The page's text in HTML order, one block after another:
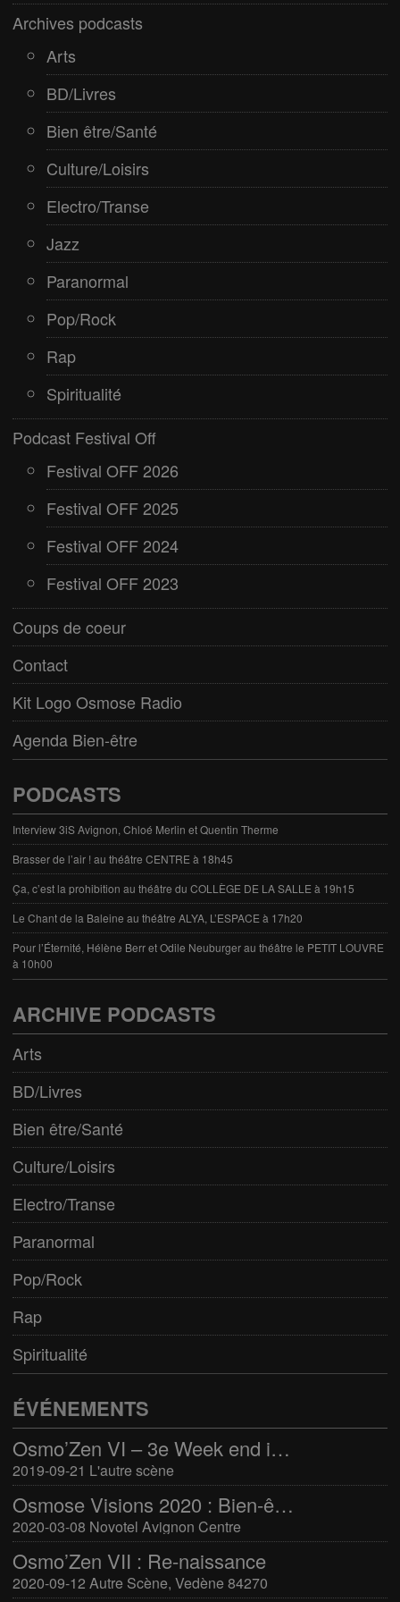
Rap
Spiritualité
Archives podcasts
Arts
BD/Livres
Bien être/Santé
Culture/Loisirs
Electro/Transe
Jazz
Paranormal
Pop/Rock
Rap
Spiritualité
Podcast Festival Off
Festival OFF 2026
Festival OFF 2025
Festival OFF 2024
Festival OFF 2023
Coups de coeur
Contact
Kit Logo Osmose Radio
Agenda Bien-être
PODCASTS
Interview 3iS Avignon, Chloé Merlin et Quentin Therme
Brasser de l’air ! au théâtre CENTRE à 18h45
Ça, c’est la prohibition au théâtre du COLLÈGE DE LA SALLE à 19h15
Le Chant de la Baleine au théâtre ALYA, L’ESPACE à 17h20
Pour l’Éternité, Hélène Berr et Odile Neuburger au théâtre le PETIT LOUVRE
à 10h00
ARCHIVE PODCASTS
Arts
BD/Livres
Bien être/Santé
Culture/Loisirs
Electro/Transe
Paranormal
Pop/Rock
Rap
Spiritualité
ÉVÉNEMENTS
Osmo’Zen VI – 3e Week end international du bien-être
2019-09-21 L'autre scène
Osmose Visions 2020 : Bien-être et arts divinatoires
2020-03-08 Novotel Avignon Centre
Osmo’Zen VII : Re-naissance
2020-09-12 Autre Scène, Vedène 84270